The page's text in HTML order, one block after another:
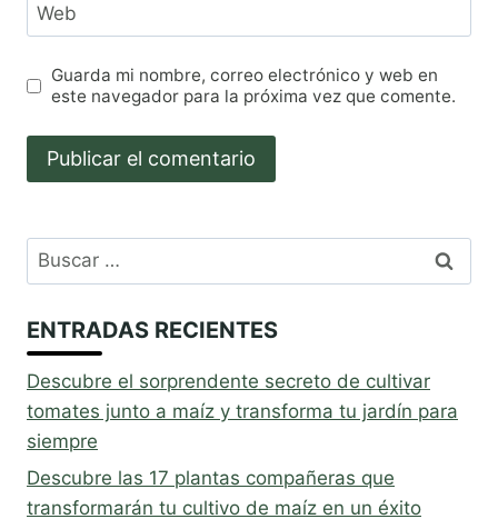
Web
Guarda mi nombre, correo electrónico y web en
este navegador para la próxima vez que comente.
Buscar:
ENTRADAS RECIENTES
Descubre el sorprendente secreto de cultivar
tomates junto a maíz y transforma tu jardín para
siempre
Descubre las 17 plantas compañeras que
transformarán tu cultivo de maíz en un éxito